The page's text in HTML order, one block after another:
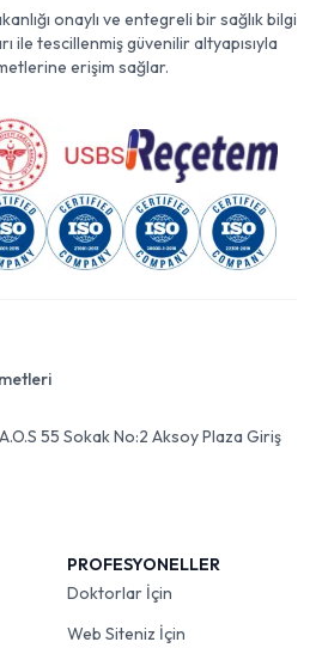
onaylı ve entegreli bir sağlık bilgi
ile tescillenmiş güvenilir altyapısıyla
erişim sağlar.
55 Sokak No:2 Aksoy Plaza Giriş
PROFESYONELLER
Doktorlar İçin
Web Siteniz İçin